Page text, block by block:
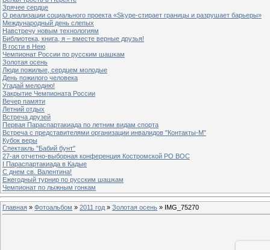
Зрячее сердце
О реализации социального проекта «Skype-стирает границы и разрушает барьеры»
Международный день слепых
Навстречу новым технологиям
Библиотека, книга, я – вместе верные друзья!
В гости в Нею
Чемпионат России по русским шашкам
Золотая осень
Люди пожилые, сердцем молодые
День пожилого человека
Угадай мелодию!
Закрытие Чемпионата России
Вечер памяти
Летний отдых
Встреча друзей
Первая Параспартакиада по летним видам спорта
Встреча с представителями организации инвалидов "Контакты-М"
Кубок веры
Спектакль "Бабий бунт"
27-ая отчетно-выборная конференция Костромской РО ВОС
I Параспартакиада в Кадые
С днем св. Валентина!
Ежегодный турнир по русским шашкам
Чемпионат по лыжным гонкам
Главная » Фотоальбом » 2011 год » Золотая осень » IMG_75270